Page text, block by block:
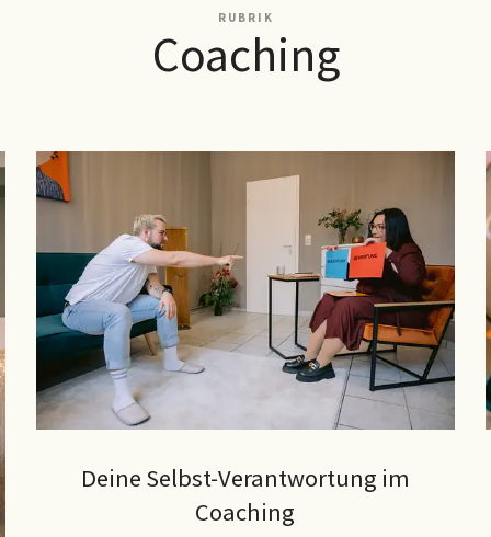
RUBRIK
Coaching
Deine Selbst-Verantwortung im
Coaching